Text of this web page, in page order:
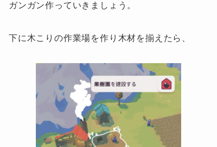
ガンガン作っていきましょう。
下に木こりの作業場を作り木材を揃えたら、